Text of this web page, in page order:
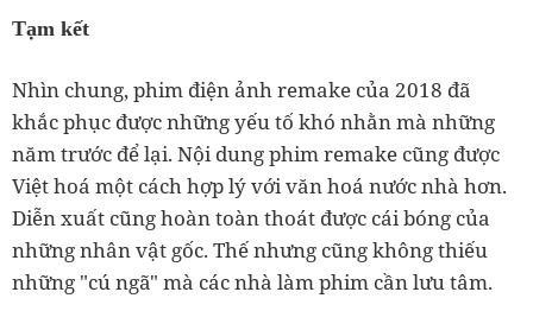
Tạm kết
Nhìn chung, phim điện ảnh remake của 2018 đã
khắc phục được những yếu tố khó nhằn mà những
năm trước để lại. Nội dung phim remake cũng được
Việt hoá một cách hợp lý với văn hoá nước nhà hơn.
Diễn xuất cũng hoàn toàn thoát được cái bóng của
những nhân vật gốc. Thế nhưng cũng không thiếu
những "cú ngã" mà các nhà làm phim cần lưu tâm.